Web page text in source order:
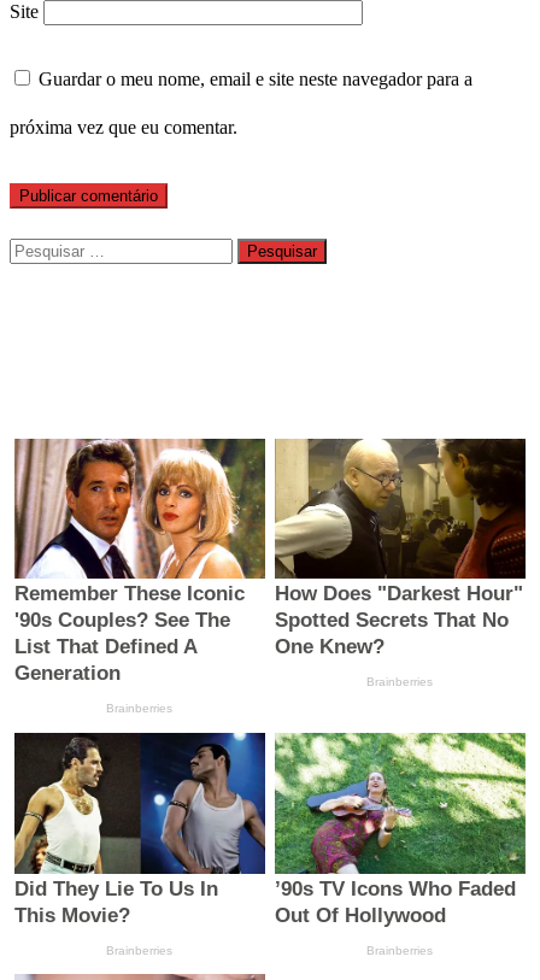
Site
Guardar o meu nome, email e site neste navegador para a
próxima vez que eu comentar.
Pesquisar
por: